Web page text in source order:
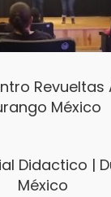
Revueltas
México
Didactico |
México